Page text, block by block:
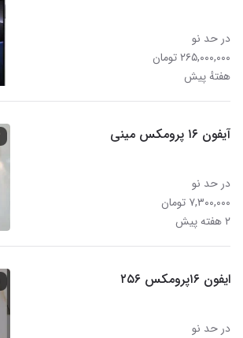
در حد نو
۲۶۵,۰۰۰,۰۰۰ تومان
هفتهٔ پیش
آیفون ۱۶ پرومکس مینی
در حد نو
۷,۳۰۰,۰۰۰ تومان
۲ هفته پیش
ایفون ۱۶پرومکس ۲۵۶
در حد نو